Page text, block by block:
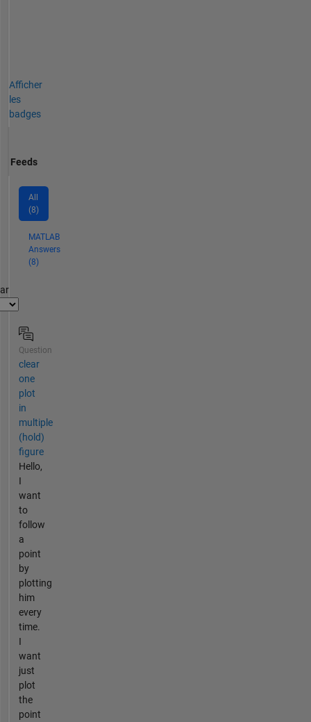
Afficher
les
badges
Feeds
All
(8)
MATLAB
Answers
(8)
Question
clear
one
plot
in
multiple
(hold)
figure
Hello,
I
want
to
follow
a
point
by
plotting
him
every
time.
I
want
just
plot
the
point